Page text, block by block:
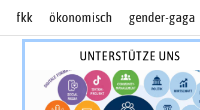
fkk ökonomisch gender-gaga
UNTERSTÜTZE UNS